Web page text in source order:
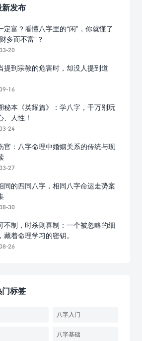
新发布
定富？看懂八字里的“闲”，你就懂了
多而不富”？
20
提到宗教的危害时，却没人提到道
16
秘本《英耀篇》：学八字，千万别玩
、人性！
24
官：八字命理中婚姻关系的传统与现
27
同的四同八字，相同八字命运走势案
30
不制，时杀则喜制：一个被忽略的细
藏着命理学习的密钥。
26
门标签
八字入门
八字基础